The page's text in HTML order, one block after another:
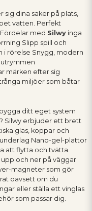
sig dina saker på plats,
vatten. Perfekt
med Silwy inga
Slipp spill och
i rörelse Snygg, modern
utrymmen
märken efter sig
miljöer som båtar
ditt eget system
Silwy erbjuder ett brett
glas, koppar och
Nano-gel-plattor
att flytta och tvätta.
och ner på väggar
magneter som gör
oavsett om du
eller ställa ett vinglas
som passar dig.